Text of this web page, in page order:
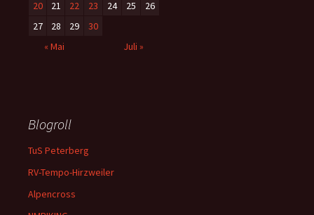
20
21 22 23 24 25
26
27
28 29
30
« Mai
Juli »
Blogroll
TuS Peterberg
RV-Tempo-Hirzweiler
Alpencross